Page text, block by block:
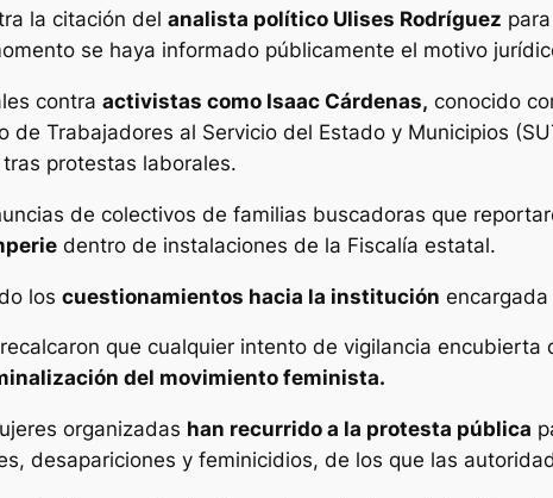
la citación del analista político Ulises Rodríguez
se haya informado públicamente el motivo
contra activistas como Isaac Cárdenas, conocido
Trabajadores al Servicio del Estado y Municipios
protestas laborales.
de colectivos de familias buscadoras que
dentro de instalaciones de la Fiscalía estatal.
los cuestionamientos hacia la institución
que cualquier intento de vigilancia
del movimiento feminista.
organizadas han recurrido a la protesta pública
desapariciones y feminicidios, de los que las